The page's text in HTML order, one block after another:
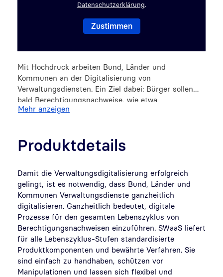
Datenschutzerklärung.
Mit Hochdruck arbeiten Bund, Länder und
Kommunen an der Digitalisierung von
Verwaltungsdiensten. Ein Ziel dabei: Bürger sollen
bald Berechtigungsnachweise, wie etwa
Führerscheine oder Geburtsurkunden, digital
Mehr anzeigen
Produktdetails
Damit die Verwaltungsdigitalisierung erfolgreich
gelingt, ist es notwendig, dass Bund, Länder und
Kommunen Verwaltungsdienste ganzheitlich
digitalisieren. Ganzheitlich bedeutet, digitale
Prozesse für den gesamten Lebenszyklus von
Berechtigungsnachweisen einzuführen. SWaaS liefert
für alle Lebenszyklus-Stufen standardisierte
Produktkomponenten und bewährte Verfahren. Sie
sind einfach zu handhaben, schützen vor
Manipulationen und lassen sich flexibel und